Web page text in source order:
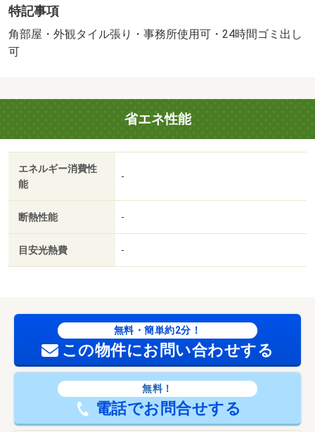
27500円 物件からの距離300m 築年月:2025/01築 管理人勤
務形態:巡回 管理形態:自主管理 管理組合有無:無
特記事項
角部屋・外観タイル張り・事務所使用可・24時間ゴミ出し
可
省エネ性能
エネルギー消費性
能
-
断熱性能 -
目安光熱費 -
無料・簡単約2分！
この物件にお問い合わせする
無料！
電話でお問合せする